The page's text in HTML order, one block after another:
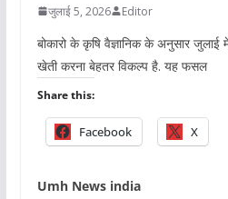
जुलाई 5, 2026 Editor
बोकारो के कृषि वैज्ञानिक के अनुसार
खेती करना बेहतर विकल्प है. यह फसल
Share this:
Facebook X
Umh News india